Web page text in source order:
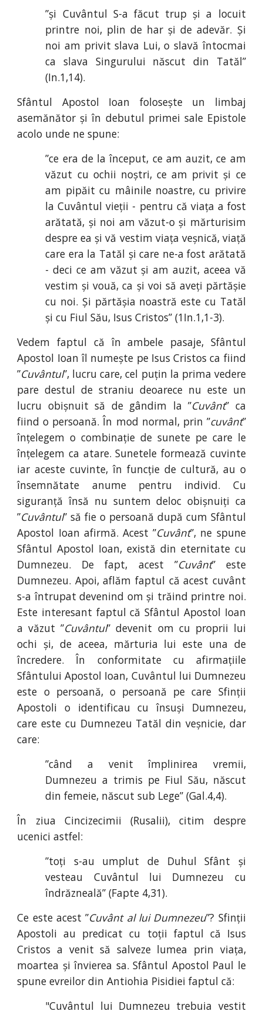
”și Cuvântul S-a făcut trup și a locuit
printre noi, plin de har și de adevăr. Și
noi am privit slava Lui, o slavă întocmai
ca slava Singurului născut din Tatăl”
(In.1,14).
Sfântul Apostol Ioan folosește un limbaj
asemănător și în debutul primei sale Epistole
acolo unde ne spune:
”ce era de la început, ce am auzit, ce am
văzut cu ochii noștri, ce am privit și ce
am pipăit cu mâinile noastre, cu privire
la Cuvântul vieții - pentru că viața a fost
arătată, și noi am văzut-o și mărturisim
despre ea și vă vestim viața veșnică, viață
care era la Tatăl și care ne-a fost arătată
- deci ce am văzut și am auzit, aceea vă
vestim și vouă, ca și voi să aveți părtășie
cu noi. Și părtășia noastră este cu Tatăl
și cu Fiul Său, Isus Cristos” (1In.1,1-3).
Vedem faptul că în ambele pasaje, Sfântul
Apostol Ioan îl numește pe Isus Cristos ca fiind
”Cuvântul”, lucru care, cel puțin la prima vedere
pare destul de straniu deoarece nu este un
lucru obișnuit să de gândim la ”Cuvânt” ca
fiind o persoană. În mod normal, prin ”cuvânt”
înțelegem o combinație de sunete pe care le
înțelegem ca atare. Sunetele formează cuvinte
iar aceste cuvinte, în funcție de cultură, au o
însemnătate anume pentru individ. Cu
siguranță însă nu suntem deloc obișnuiți ca
”Cuvântul” să fie o persoană după cum Sfântul
Apostol Ioan afirmă. Acest ”Cuvânt”, ne spune
Sfântul Apostol Ioan, există din eternitate cu
Dumnezeu. De fapt, acest ”Cuvânt” este
Dumnezeu. Apoi, aflăm faptul că acest cuvânt
s-a întrupat devenind om și trăind printre noi.
Este interesant faptul că Sfântul Apostol Ioan
a văzut ”Cuvântul” devenit om cu proprii lui
ochi și, de aceea, mărturia lui este una de
încredere. În conformitate cu afirmațiile
Sfântului Apostol Ioan, Cuvântul lui Dumnezeu
este o persoană, o persoană pe care Sfinții
Apostoli o identificau cu însuși Dumnezeu,
care este cu Dumnezeu Tatăl din veșnicie, dar
care:
”când a venit împlinirea vremii,
Dumnezeu a trimis pe Fiul Său, născut
din femeie, născut sub Lege” (Gal.4,4).
În ziua Cincizecimii (Rusalii), citim despre
ucenici astfel:
”toți s-au umplut de Duhul Sfânt și
vesteau Cuvântul lui Dumnezeu cu
îndrăzneală” (Fapte 4,31).
Ce este acest ”Cuvânt al lui Dumnezeu”? Sfinții
Apostoli au predicat cu toții faptul că Isus
Cristos a venit să salveze lumea prin viața,
moartea și învierea sa. Sfântul Apostol Paul le
spune evreilor din Antiohia Pisidiei faptul că:
"Cuvântul lui Dumnezeu trebuia vestit